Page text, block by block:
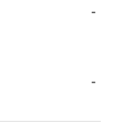
-
-